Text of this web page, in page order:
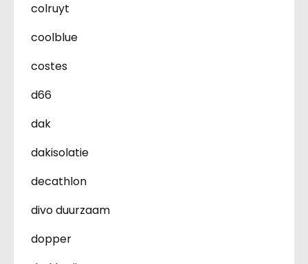
colruyt
coolblue
costes
d66
dak
dakisolatie
decathlon
divo duurzaam
dopper